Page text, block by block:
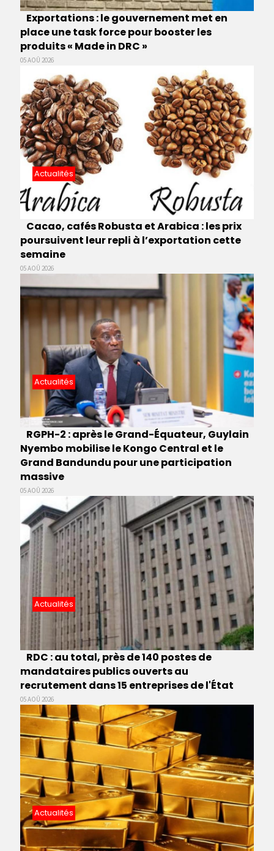
Exportations : le gouvernement met en
place une task force pour booster les
produits « Made in DRC »
05 AOÛ 2026
Actualités
Cacao, cafés Robusta et Arabica : les prix
poursuivent leur repli à l’exportation cette
semaine
05 AOÛ 2026
Actualités
RGPH-2 : après le Grand-Équateur, Guylain
Nyembo mobilise le Kongo Central et le
Grand Bandundu pour une participation
massive
05 AOÛ 2026
Actualités
RDC : au total, près de 140 postes de
mandataires publics ouverts au
recrutement dans 15 entreprises de l'État
05 AOÛ 2026
Actualités